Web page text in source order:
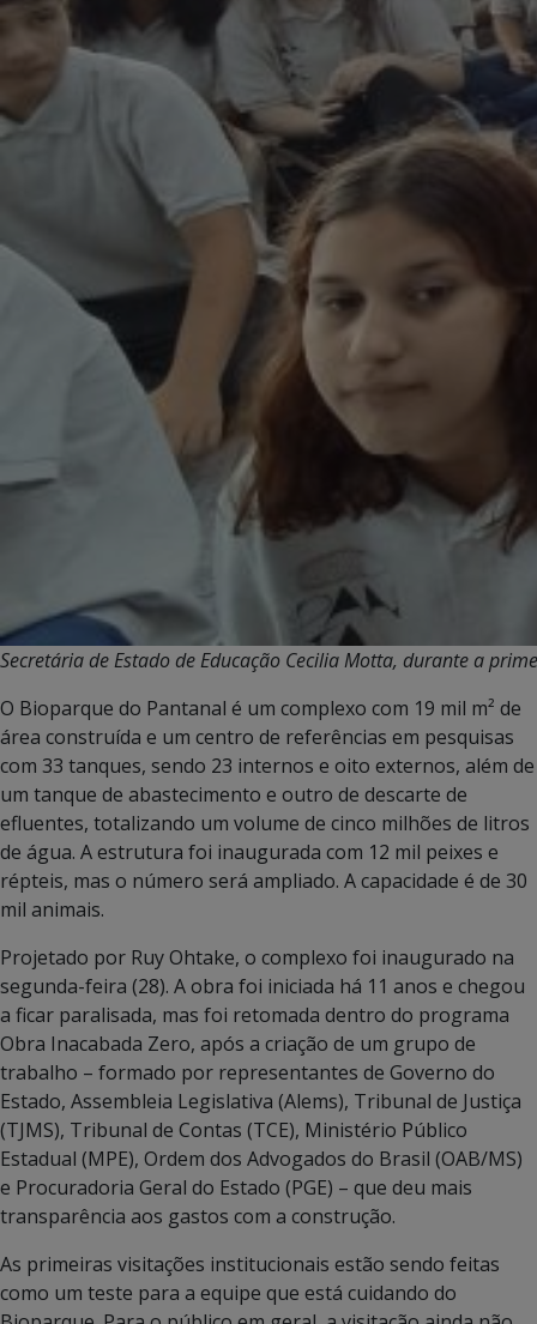
Secretária de Estado de Educação Cecilia Motta, durante a
O Bioparque do Pantanal é um complexo com 19 mil m² de
área construída e um centro de referências em pesquisas
com 33 tanques, sendo 23 internos e oito externos, além de
um tanque de abastecimento e outro de descarte de
efluentes, totalizando um volume de cinco milhões de litros
de água. A estrutura foi inaugurada com 12 mil peixes e
répteis, mas o número será ampliado. A capacidade é de 30
mil animais.
Projetado por Ruy Ohtake, o complexo foi inaugurado na
segunda-feira (28). A obra foi iniciada há 11 anos e chegou
a ficar paralisada, mas foi retomada dentro do programa
Obra Inacabada Zero, após a criação de um grupo de
trabalho – formado por representantes de Governo do
Estado, Assembleia Legislativa (Alems), Tribunal de Justiça
(TJMS), Tribunal de Contas (TCE), Ministério Público
Estadual (MPE), Ordem dos Advogados do Brasil (OAB/MS)
e Procuradoria Geral do Estado (PGE) – que deu mais
transparência aos gastos com a construção.
As primeiras visitações institucionais estão sendo feitas
como um teste para a equipe que está cuidando do